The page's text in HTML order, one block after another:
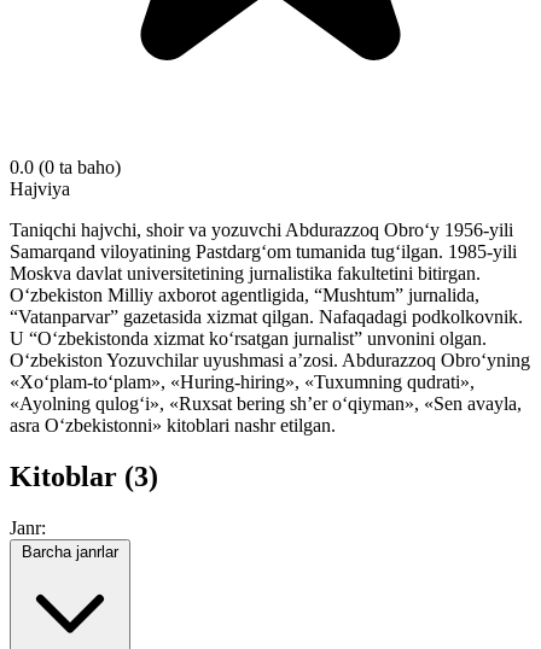
0.0 (0 ta baho)
Hajviya
Taniqchi hajvchi, shoir va yozuvchi Abdurazzoq Obro‘y 1956-yili
Samarqand viloyatining Pastdarg‘om tumanida tug‘ilgan. 1985-yili
Moskva davlat universitetining jurnalistika fakultetini bitirgan.
O‘zbekiston Milliy axborot agentligida, “Mushtum” jurnalida,
“Vatanparvar” gazetasida xizmat qilgan. Nafaqadagi podkolkovnik.
U “O‘zbekistonda xizmat ko‘rsatgan jurnalist” unvonini olgan.
O‘zbekiston Yozuvchilar uyushmasi a’zosi. Abdurazzoq Obro‘yning
«Xo‘plam-to‘plam», «Huring-hiring», «Tuxumning qudrati»,
«Ayolning qulog‘i», «Ruxsat bering sh’er o‘qiyman», «Sen avayla,
asra O‘zbekistonni» kitoblari nashr etilgan.
Kitoblar (3)
Janr:
Barcha janrlar